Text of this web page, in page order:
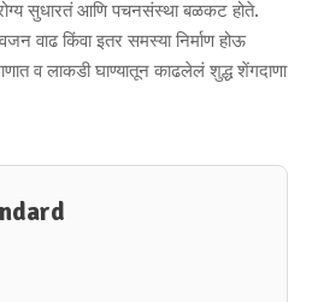
सुधारतं आणि पचनसंस्था बळकट होते.
वाढ किंवा इतर समस्या निर्माण होऊ
व लाकडी घाण्यातून काढलेलं शुद्ध शेंगदाणा